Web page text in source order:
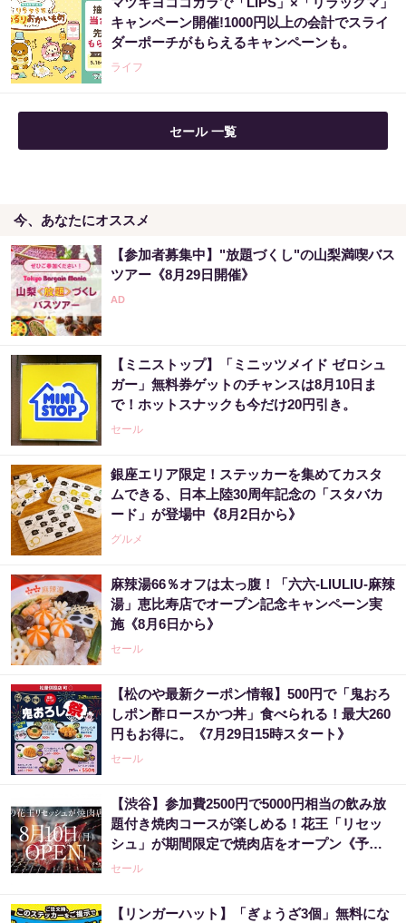
アマゾン1位「このお茶ガチです」噂のお茶
PR（ハーブ健康本舗）
キャンペーン開催!1000円以上の会計でスライ
ダーポーチがもらえるキャンペーンも。
ライフ
セール 一覧
今、あなたにオススメ
【参加者募集中】"放題づくし"の山梨満喫バス
ツアー《8月29日開催》
【ミニストップ】「ミニッツメイド ゼロシュ
ガー」無料券ゲットのチャンスは8月10日ま
で！ホットスナックも今だけ20円引き。
セール
銀座エリア限定！ステッカーを集めてカスタ
ムできる、日本上陸30周年記念の「スタバカ
ード」が登場中《8月2日から》
グルメ
麻辣湯66％オフは太っ腹！「六六-LIULIU-麻辣
湯」恵比寿店でオープン記念キャンペーン実
施《8月6日から》
セール
【松のや最新クーポン情報】500円で「鬼おろ
しポン酢ロースかつ丼」食べられる！最大260
円もお得に。《7月29日15時スタート》
セール
【渋谷】参加費2500円で5000円相当の飲み放
題付き焼肉コースが楽しめる！花王「リセッ
シュ」が期間限定で焼肉店をオープン《予約
受付中》
セール
【リンガーハット】「ぎょうざ3個」無料にな